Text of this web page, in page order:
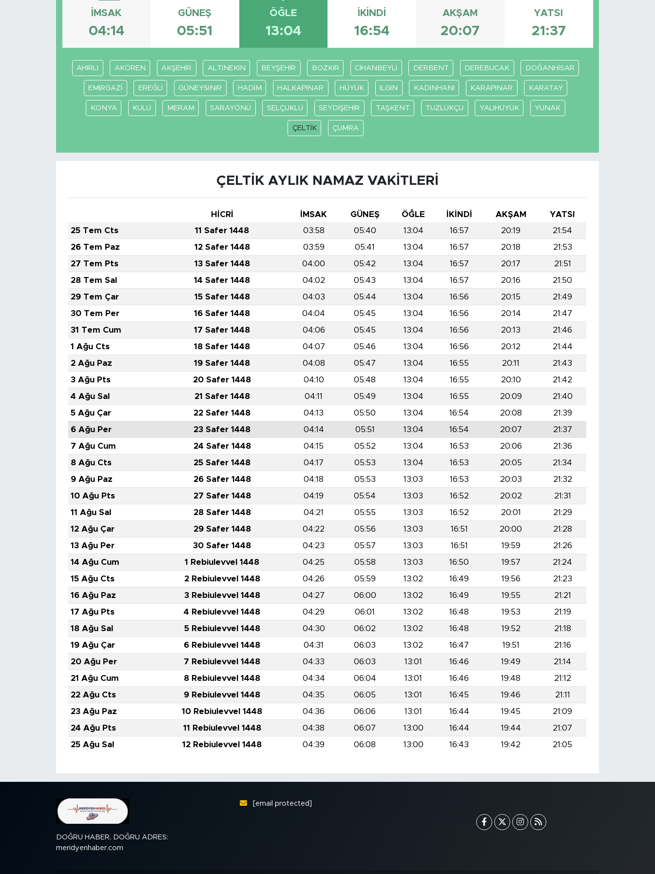
İMSAK
04:14
GÜNEŞ
05:51
ÖĞLE
13:04
İKINDI
16:54
AKŞAM
20:07
YATSI
21:37
AHIRLI AKÖREN AKŞEHİR ALTINEKİN BEYŞEHİR BOZKIR CİHANBEYLİ DERBENT DEREBUCAK DOĞANHİSAR
EMİRGAZİ EREĞLİ GÜNEYSINIR HADİM HALKAPINAR HÜYÜK ILGIN KADINHANI KARAPINAR KARATAY
KONYA KULU MERAM SARAYÖNÜ SELÇUKLU SEYDİŞEHİR TAŞKENT TUZLUKÇU YALIHÜYÜK YUNAK
ÇELTİK ÇUMRA
ÇELTİK AYLIK NAMAZ VAKITLERI
HİCRİ İMSAK GÜNEŞ ÖĞLE İKINDI AKŞAM
YATSI
25 Tem Cts
11 Safer 1448 03:58 05:40 13:04 16:57 20:19
21:54
26 Tem Paz
12 Safer 1448 03:59 05:41 13:04 16:57 20:18
21:53
27 Tem Pts
13 Safer 1448 04:00 05:42 13:04 16:57 20:17
21:51
28 Tem Sal
14 Safer 1448 04:02 05:43 13:04 16:57 20:16
21:50
29 Tem Çar
15 Safer 1448 04:03 05:44 13:04 16:56 20:15
21:49
30 Tem Per
16 Safer 1448 04:04 05:45 13:04 16:56 20:14
21:47
31 Tem Cum
17 Safer 1448 04:06 05:45 13:04 16:56 20:13
21:46
1 Ağu Cts
18 Safer 1448 04:07 05:46 13:04 16:56 20:12
21:44
2 Ağu Paz
19 Safer 1448 04:08 05:47 13:04 16:55 20:11
21:43
3 Ağu Pts
20 Safer 1448 04:10 05:48 13:04 16:55 20:10
21:42
4 Ağu Sal
21 Safer 1448 04:11 05:49 13:04 16:55 20:09
21:40
5 Ağu Çar
22 Safer 1448 04:13 05:50 13:04 16:54 20:08
21:39
6 Ağu Per
23 Safer 1448 04:14 05:51 13:04 16:54 20:07
21:37
7 Ağu Cum
24 Safer 1448 04:15 05:52 13:04 16:53 20:06
21:36
8 Ağu Cts
25 Safer 1448 04:17 05:53 13:04 16:53 20:05
21:34
9 Ağu Paz
26 Safer 1448 04:18 05:53 13:03 16:53 20:03
21:32
10 Ağu Pts
27 Safer 1448 04:19 05:54 13:03 16:52 20:02
21:31
11 Ağu Sal
28 Safer 1448 04:21 05:55 13:03 16:52 20:01
21:29
12 Ağu Çar
29 Safer 1448 04:22 05:56 13:03 16:51 20:00
21:28
13 Ağu Per
30 Safer 1448 04:23 05:57 13:03 16:51 19:59
21:26
14 Ağu Cum
1 Rebiulevvel 1448 04:25 05:58 13:03 16:50 19:57
21:24
15 Ağu Cts
2 Rebiulevvel 1448 04:26 05:59 13:02 16:49 19:56
21:23
16 Ağu Paz
3 Rebiulevvel 1448 04:27 06:00 13:02 16:49 19:55
21:21
17 Ağu Pts
4 Rebiulevvel 1448 04:29 06:01 13:02 16:48 19:53
21:19
18 Ağu Sal
5 Rebiulevvel 1448 04:30 06:02 13:02 16:48 19:52
21:18
19 Ağu Çar
6 Rebiulevvel 1448 04:31 06:03 13:02 16:47 19:51
21:16
20 Ağu Per
7 Rebiulevvel 1448 04:33 06:03 13:01 16:46 19:49
21:14
21 Ağu Cum
8 Rebiulevvel 1448 04:34 06:04 13:01 16:46 19:48
21:12
22 Ağu Cts
9 Rebiulevvel 1448 04:35 06:05 13:01 16:45 19:46
21:11
23 Ağu Paz
10 Rebiulevvel 1448 04:36 06:06 13:01 16:44 19:45
21:09
24 Ağu Pts
11 Rebiulevvel 1448 04:38 06:07 13:00 16:44 19:44
21:07
25 Ağu Sal
12 Rebiulevvel 1448 04:39 06:08 13:00 16:43 19:42 21:05
DOĞRU HABER, DOĞRU ADRES:
meridyenhaber.com
[email protected]
BİLİM-TEKNOLOJİ
KÜLTÜR SANAT
TARİHTEN GÜNÜMÜZE
MEDYA KÖŞESİ
FOTO GALERİ
VİDEOLAR
ALINTI YAZARLAR
SOSYAL MEDYA